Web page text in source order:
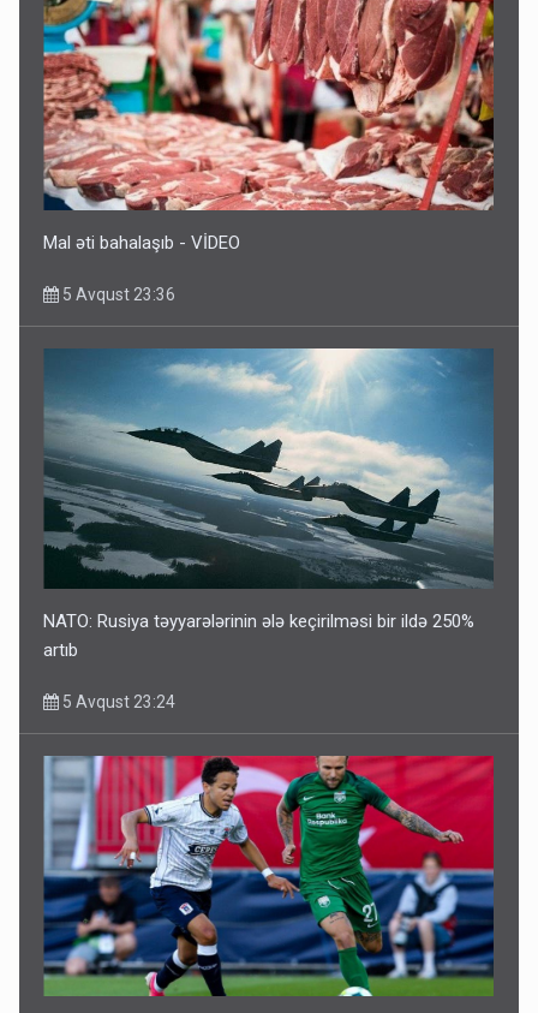
Mal əti bahalaşıb - VİDEO
5 Avqust 23:36
NATO: Rusiya təyyarələrinin ələ keçirilməsi bir ildə 250%
artıb
5 Avqust 23:24